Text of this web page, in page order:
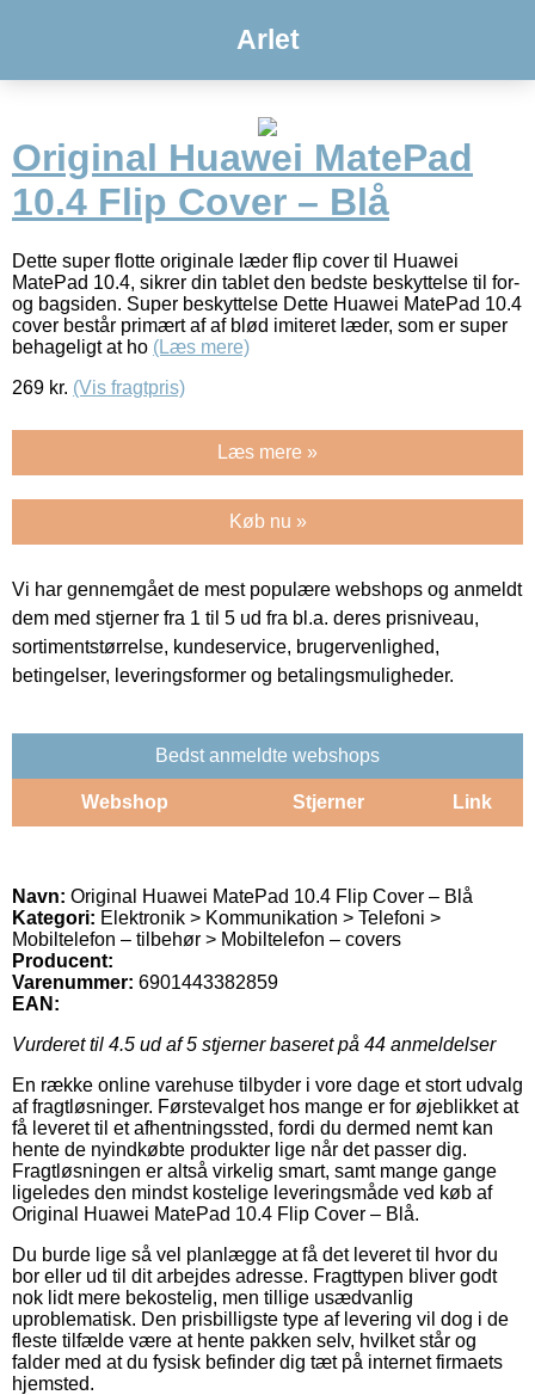
Arlet
Original Huawei MatePad
10.4 Flip Cover – Blå
Dette super flotte originale læder flip cover til Huawei
MatePad 10.4, sikrer din tablet den bedste beskyttelse til for-
og bagsiden. Super beskyttelse Dette Huawei MatePad 10.4
cover består primært af af blød imiteret læder, som er super
behageligt at ho (Læs mere)
269 kr. (Vis fragtpris)
Læs mere »
Køb nu »
Vi har gennemgået de mest populære webshops og anmeldt
dem med stjerner fra 1 til 5 ud fra bl.a. deres prisniveau,
sortimentstørrelse, kundeservice, brugervenlighed,
betingelser, leveringsformer og betalingsmuligheder.
Bedst anmeldte webshops
Webshop Stjerner Link
Navn: Original Huawei MatePad 10.4 Flip Cover – Blå
Kategori: Elektronik > Kommunikation > Telefoni >
Mobiltelefon – tilbehør > Mobiltelefon – covers
Producent:
Varenummer: 6901443382859
EAN:
Vurderet til 4.5 ud af 5 stjerner baseret på 44 anmeldelser
En række online varehuse tilbyder i vore dage et stort udvalg
af fragtløsninger. Førstevalget hos mange er for øjeblikket at
få leveret til et afhentningssted, fordi du dermed nemt kan
hente de nyindkøbte produkter lige når det passer dig.
Fragtløsningen er altså virkelig smart, samt mange gange
ligeledes den mindst kostelige leveringsmåde ved køb af
Original Huawei MatePad 10.4 Flip Cover – Blå.
Du burde lige så vel planlægge at få det leveret til hvor du
bor eller ud til dit arbejdes adresse. Fragttypen bliver godt
nok lidt mere bekostelig, men tillige usædvanlig
uproblematisk. Den prisbilligste type af levering vil dog i de
fleste tilfælde være at hente pakken selv, hvilket står og
falder med at du fysisk befinder dig tæt på internet firmaets
hjemsted.